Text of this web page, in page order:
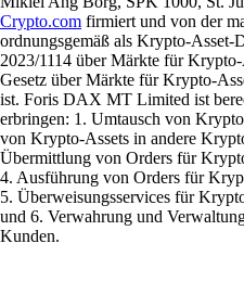
Crypto.com firmiert und von der
ordnungsgemäß als Krypto-Asset-
2023/1114 über Märkte für
Gesetz über Märkte für Krypto-
ist. Foris DAX MT Limited ist
erbringen: 1. Umtausch von
von Krypto-Assets in andere
Übermittlung von Orders für
4. Ausführung von Orders für
5. Überweisungsservices für
und 6. Verwahrung und
Kunden.